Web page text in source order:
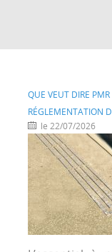
QUE VEUT DIRE
RÉGLEMENTATION
le 22/07/2026